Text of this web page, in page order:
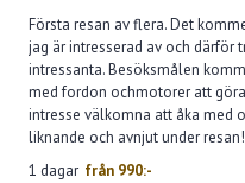
Första resan av flera. Det
jag är intresserad av och därför
intressanta. Besöksmålen
med fordon ochmotorer att
intresse välkomna att åka med
liknande och avnjut under resan!
1 dagar från 990:-